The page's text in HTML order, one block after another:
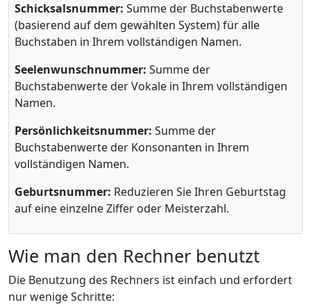
Schicksalsnummer: Summe der Buchstabenwerte
(basierend auf dem gewählten System) für alle
Buchstaben in Ihrem vollständigen Namen.
Seelenwunschnummer: Summe der
Buchstabenwerte der Vokale in Ihrem vollständigen
Namen.
Persönlichkeitsnummer: Summe der
Buchstabenwerte der Konsonanten in Ihrem
vollständigen Namen.
Geburtsnummer: Reduzieren Sie Ihren Geburtstag
auf eine einzelne Ziffer oder Meisterzahl.
Wie man den Rechner benutzt
Die Benutzung des Rechners ist einfach und erfordert
nur wenige Schritte: